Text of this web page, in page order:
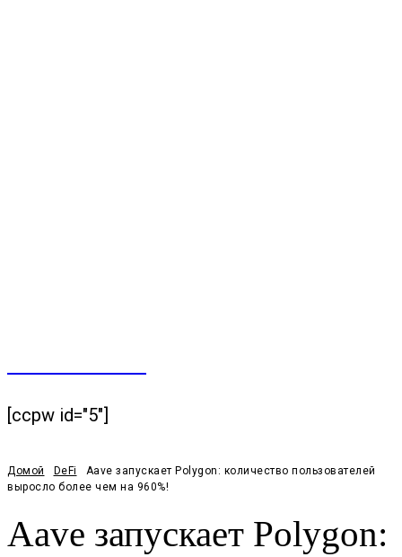
[ccpw id="5"]
Домой DeFi
Aave запускает Polygon: количество пользователей
выросло более чем на 960%!
Aave запускает Polygon: